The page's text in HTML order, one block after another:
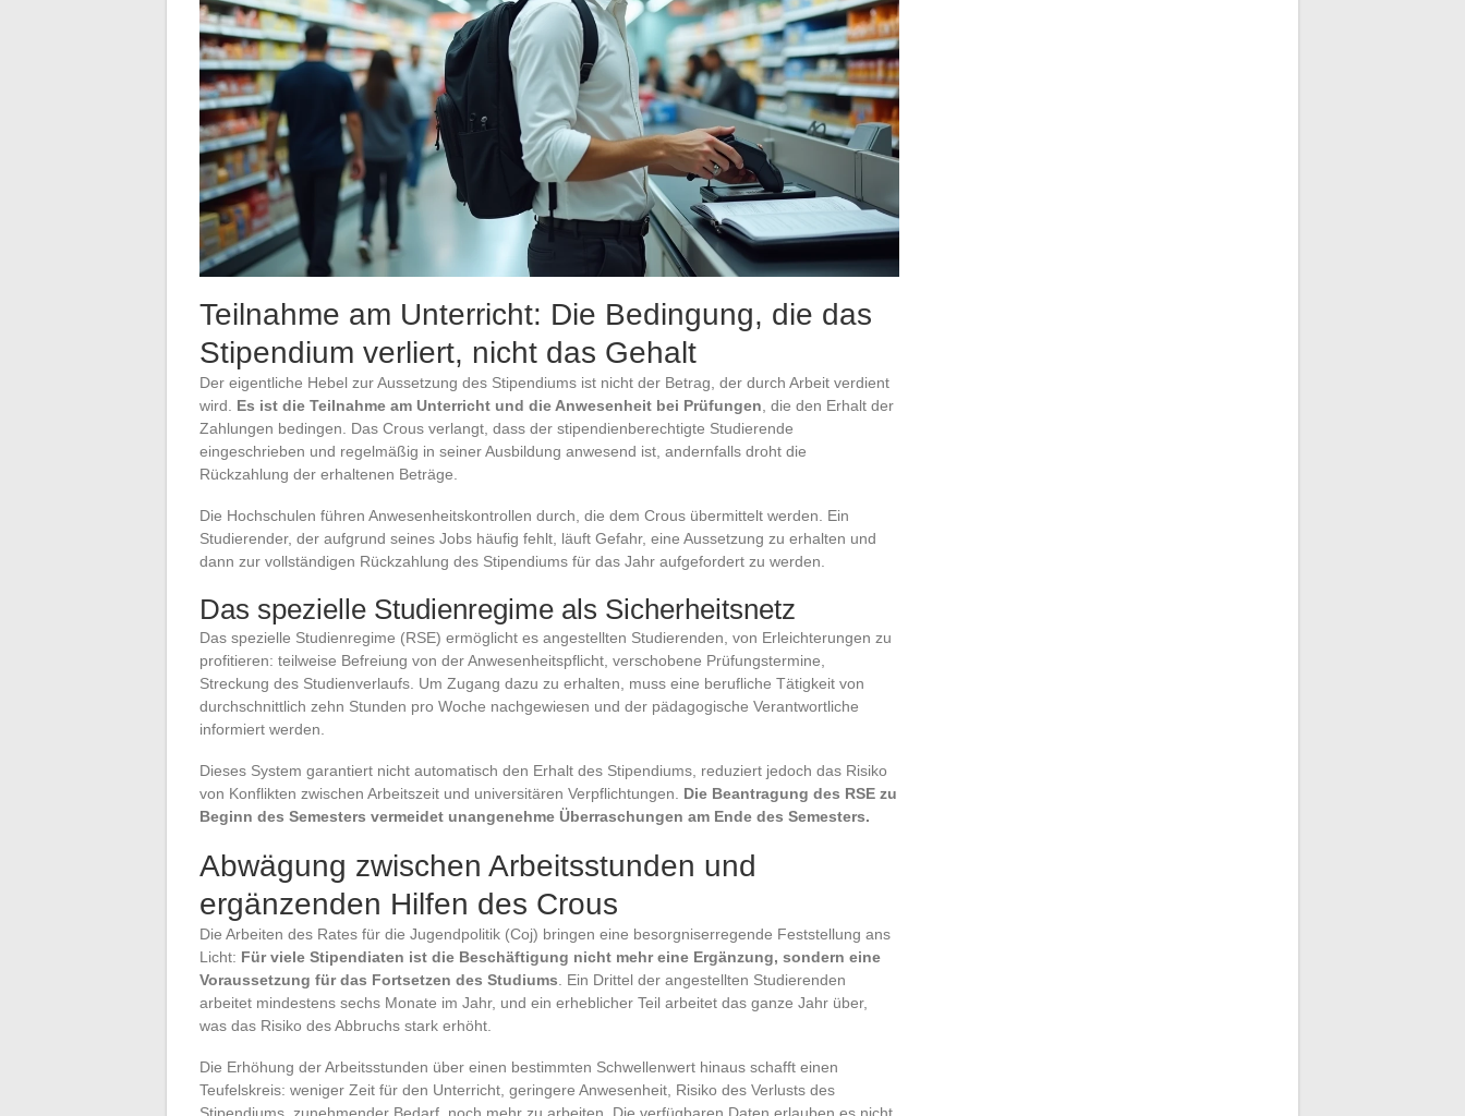
Teilnahme am Unterricht: Die Bedingung, die das
Stipendium verliert, nicht das Gehalt
Der eigentliche Hebel zur Aussetzung des Stipendiums ist nicht der Betrag, der durch Arbeit verdient
wird. Es ist die Teilnahme am Unterricht und die Anwesenheit bei Prüfungen , die den Erhalt der
Zahlungen bedingen. Das Crous verlangt, dass der stipendienberechtigte Studierende
eingeschrieben und regelmäßig in seiner Ausbildung anwesend ist, andernfalls droht die
Rückzahlung der erhaltenen Beträge.
Die Hochschulen führen Anwesenheitskontrollen durch, die dem Crous übermittelt werden. Ein
Studierender, der aufgrund seines Jobs häufig fehlt, läuft Gefahr, eine Aussetzung zu erhalten und
dann zur vollständigen Rückzahlung des Stipendiums für das Jahr aufgefordert zu werden.
Das spezielle Studienregime als Sicherheitsnetz
Das spezielle Studienregime (RSE) ermöglicht es angestellten Studierenden, von Erleichterungen zu
profitieren: teilweise Befreiung von der Anwesenheitspflicht, verschobene Prüfungstermine,
Streckung des Studienverlaufs. Um Zugang dazu zu erhalten, muss eine berufliche Tätigkeit von
durchschnittlich zehn Stunden pro Woche nachgewiesen und der pädagogische Verantwortliche
informiert werden.
Dieses System garantiert nicht automatisch den Erhalt des Stipendiums, reduziert jedoch das Risiko
von Konflikten zwischen Arbeitszeit und universitären Verpflichtungen. Die Beantragung des RSE zu
Beginn des Semesters vermeidet unangenehme Überraschungen am Ende des Semesters.
Abwägung zwischen Arbeitsstunden und
ergänzenden Hilfen des Crous
Die Arbeiten des Rates für die Jugendpolitik (Coj) bringen eine besorgniserregende Feststellung ans
Licht: Für viele Stipendiaten ist die Beschäftigung nicht mehr eine Ergänzung, sondern eine
Voraussetzung für das Fortsetzen des Studiums . Ein Drittel der angestellten Studierenden
arbeitet mindestens sechs Monate im Jahr, und ein erheblicher Teil arbeitet das ganze Jahr über,
was das Risiko des Abbruchs stark erhöht.
Die Erhöhung der Arbeitsstunden über einen bestimmten Schwellenwert hinaus schafft einen
Teufelskreis: weniger Zeit für den Unterricht, geringere Anwesenheit, Risiko des Verlusts des